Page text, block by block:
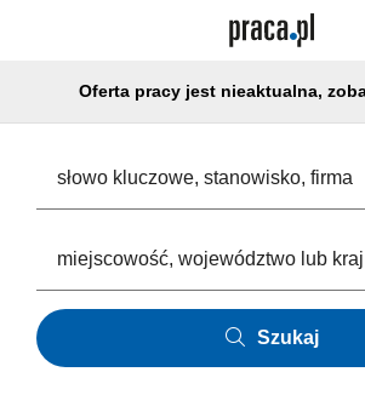
Oferta pracy jest nieaktualna,
Szukaj